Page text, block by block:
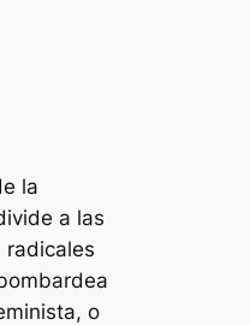
la
a las
radicales
o